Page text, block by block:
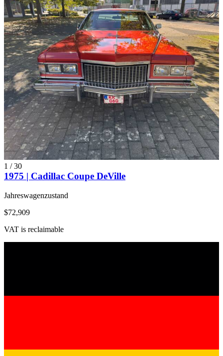
1 /30
1975 | Cadillac Coupe DeVille
Jahreswagenzustand
$72,909
VAT is reclaimable